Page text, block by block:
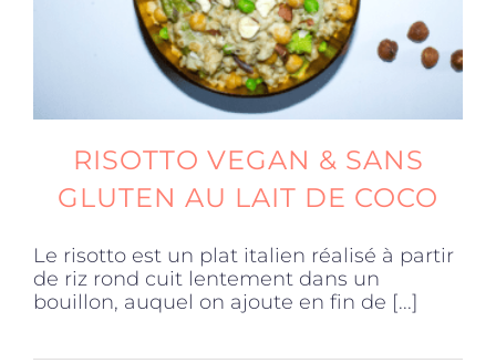
RISOTTO VEGAN & SANS
GLUTEN AU LAIT DE COCO
Le risotto est un plat italien réalisé à partir
de riz rond cuit lentement dans un
bouillon, auquel on ajoute en fin de [...]